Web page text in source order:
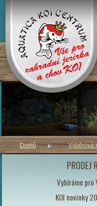
PRODEJ
Vybíráme pro
KOI novinky
Domů Výběrová